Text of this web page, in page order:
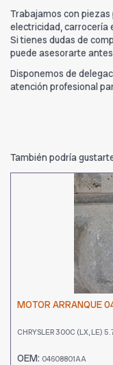
Trabajamos con piezas
electricidad, carrocería
Si tienes dudas de
puede asesorarte
Disponemos de
atención profesional
También podría
MOTOR ARRANQUE
CHRYSLER 300C (LX, LE)
OEM: 04608801AA